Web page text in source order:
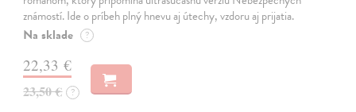
známostí. Ide o príbeh plný hnevu aj útechy, vzdoru aj prijatia.
Na sklade ?
22,33 €
23,50 € ?